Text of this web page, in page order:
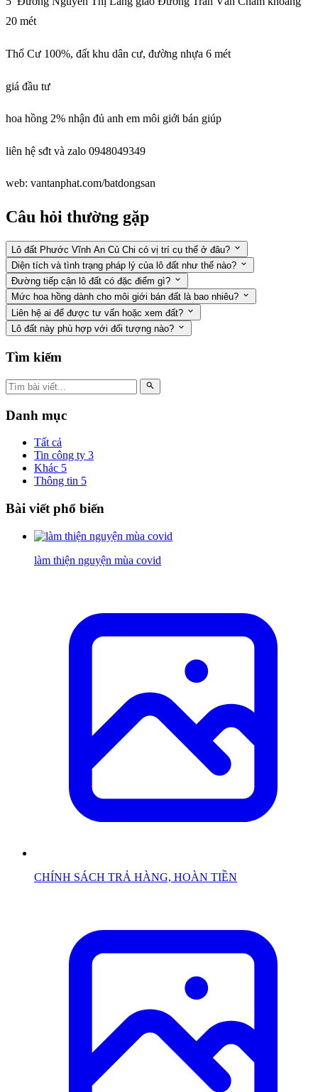
20 mét
Thổ Cư 100%, đất khu dân cư, đường nhựa 6 mét
giá đầu tư
hoa hồng 2% nhận đủ anh em môi giới bán giúp
liên hệ sđt và zalo 0948049349
web: vantanphat.com/batdongsan
Câu hỏi thường gặp
Lô đất Phước Vĩnh An Củ Chi có vị trí cụ thể ở đâu?
Diện tích và tình trạng pháp lý của lô đất như thế nào?
Đường tiếp cận lô đất có đặc điểm gì?
Mức hoa hồng dành cho môi giới bán đất là bao nhiêu?
Liên hệ ai để được tư vấn hoặc xem đất?
Lô đất này phù hợp với đối tượng nào?
Tìm kiếm
Danh mục
Tất cả
Tin công ty 3
Khác 5
Thông tin 5
Bài viết phổ biến
làm thiện nguyện mùa covid
CHÍNH SÁCH TRẢ HÀNG, HOÀN TIỀN